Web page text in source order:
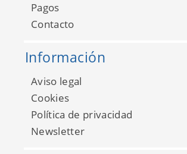
Bluebell FD25281
Pagos
Contacto
Información
Aviso legal
Cookies
Política de privacidad
Newsletter